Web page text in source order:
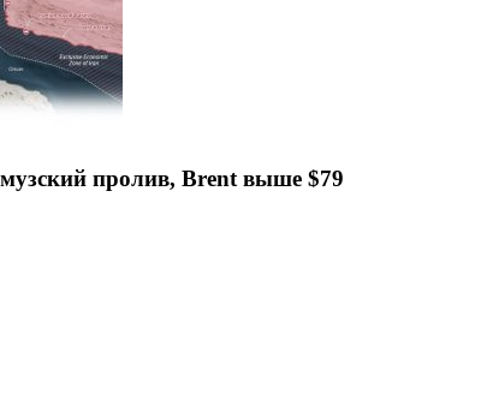
пролив, Brent выше $79